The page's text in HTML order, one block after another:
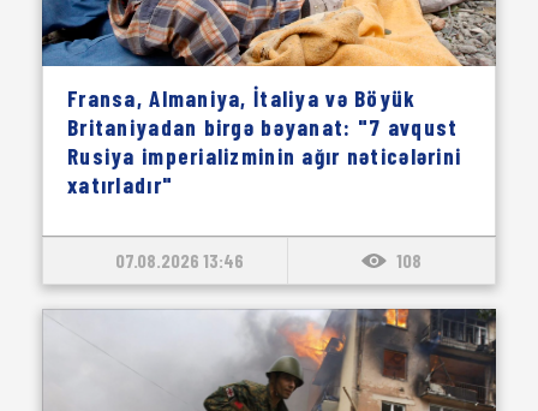
Fransa, Almaniya, İtaliya və Böyük
Britaniyadan birgə bəyanat: "7 avqust
Rusiya imperializminin ağır nəticələrini
xatırladır"
07.08.2026 13:46 108